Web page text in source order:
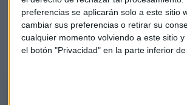
preferencias se aplicarán solo a este sitio
cambiar sus preferencias o retirar su
cualquier momento volviendo a este sitio y
el botón "Privacidad" en la parte inferior
"Esa forma de acercarse a máximos de
bonita", destaca Iturralde. "IAG ahora
indicios de poder romper al alza",
que estar en 1,78", aclara.